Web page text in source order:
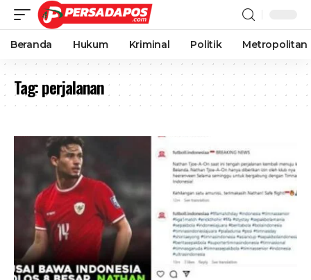
Beranda Hukum Kriminal Politik Metropolitan
Tag:perjalanan